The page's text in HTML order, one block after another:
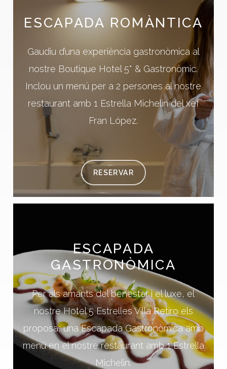
ESCAPADA ROMÀNTICA
Gaudiu d’una experiència gastronòmica al
nostre Boutique Hotel 5* & Gastronòmic.
Inclou un menú per a 2 persones al nostre
restaurant amb 1 Estrella Michelin del xef
Fran López.
RESERVAR
ESCAPADA
GASTRONÒMICA
Per als amants del benestar i el luxe, el
nostre Hotel 5 Estrelles Villa Retiro els
proposa, una Escapada Gastronòmica amb
menú en el nostre restaurant amb 1 Estrella
Michelin.